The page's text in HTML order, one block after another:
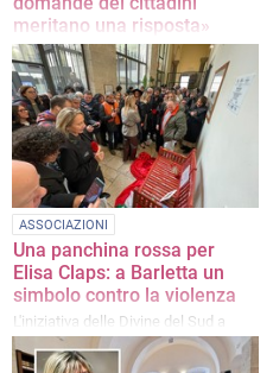
meritano una risposta»
La nota dell’associazione In
Relazione Con
ASSOCIAZIONI
Una panchina rossa per
Elisa Claps: a Barletta un
simbolo contro la violenza
L'iniziativa delle Divine del Sud a
Palazzo San Domenico